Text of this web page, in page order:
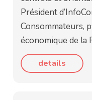
Président
Consommateurs,
économique de la
details